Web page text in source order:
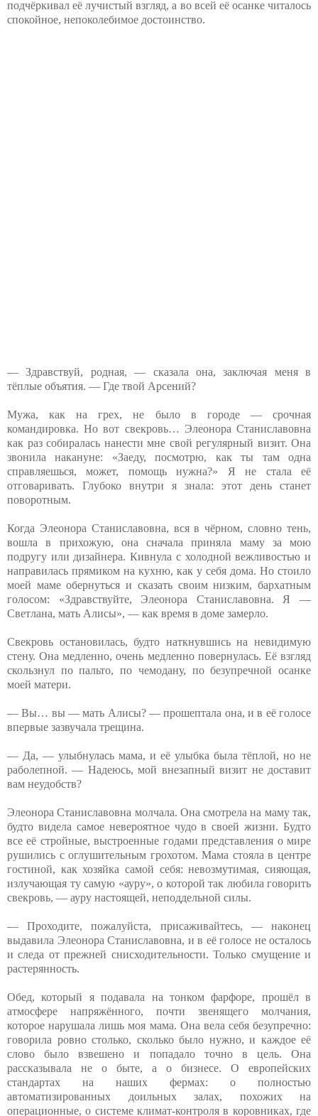
подчёркивал её лучистый взгляд, а во всей её осанке читалось
спокойное, непоколебимое достоинство.
— Здравствуй, родная, — сказала она, заключая меня в
тёплые объятия. — Где твой Арсений?
Мужа, как на грех, не было в городе — срочная
командировка. Но вот свекровь… Элеонора Станиславовна
как раз собиралась нанести мне свой регулярный визит. Она
звонила накануне: «Заеду, посмотрю, как ты там одна
справляешься, может, помощь нужна?» Я не стала её
отговаривать. Глубоко внутри я знала: этот день станет
поворотным.
Когда Элеонора Станиславовна, вся в чёрном, словно тень,
вошла в прихожую, она сначала приняла маму за мою
подругу или дизайнера. Кивнула с холодной вежливостью и
направилась прямиком на кухню, как у себя дома. Но стоило
моей маме обернуться и сказать своим низким, бархатным
голосом: «Здравствуйте, Элеонора Станиславовна. Я —
Светлана, мать Алисы», — как время в доме замерло.
Свекровь остановилась, будто наткнувшись на невидимую
стену. Она медленно, очень медленно повернулась. Её взгляд
скользнул по пальто, по чемодану, по безупречной осанке
моей матери.
— Вы… вы — мать Алисы? — прошептала она, и в её голосе
впервые зазвучала трещина.
— Да, — улыбнулась мама, и её улыбка была тёплой, но не
раболепной. — Надеюсь, мой внезапный визит не доставит
вам неудобств?
Элеонора Станиславовна молчала. Она смотрела на маму так,
будто видела самое невероятное чудо в своей жизни. Будто
все её стройные, выстроенные годами представления о мире
рушились с оглушительным грохотом. Мама стояла в центре
гостиной, как хозяйка самой себя: невозмутимая, сияющая,
излучающая ту самую «ауру», о которой так любила говорить
свекровь, — ауру настоящей, неподдельной силы.
— Проходите, пожалуйста, присаживайтесь, — наконец
выдавила Элеонора Станиславовна, и в её голосе не осталось
и следа от прежней снисходительности. Только смущение и
растерянность.
Обед, который я подавала на тонком фарфоре, прошёл в
атмосфере напряжённого, почти звенящего молчания,
которое нарушала лишь моя мама. Она вела себя безупречно:
говорила ровно столько, сколько было нужно, и каждое её
слово было взвешено и попадало точно в цель. Она
рассказывала не о быте, а о бизнесе. О европейских
стандартах на наших фермах: о полностью
автоматизированных доильных залах, похожих на
операционные, о системе климат-контроля в коровниках, где